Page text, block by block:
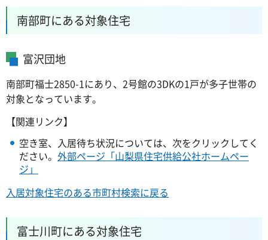
南部町にある対象住宅
富沢団地
南部町福士2850-1にあり、2号館の3DKの1戸が多子世帯の
対象となっています。
【関連リンク】
空き室、入居待ち状況については、次をクリックしてく
ださい。 外部ページ「山梨県住宅供給公社ホームペー
ジ」
入居対象住宅のある市町村検索に戻る
富士川町にある対象住宅